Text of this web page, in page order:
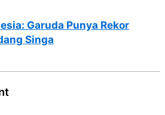
Garuda Punya Rekor
Singa